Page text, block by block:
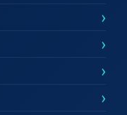
›
›
›
›